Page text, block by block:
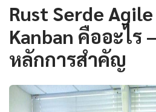
Rust Serde
Kanban คืออะไ
หลักการสำคัญ